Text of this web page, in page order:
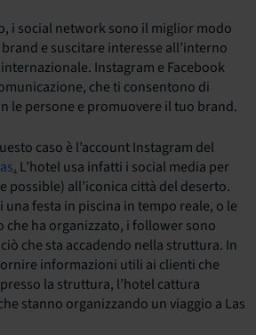
i social network sono il miglior modo
e suscitare interesse all’interno
Instagram e Facebook
che ti consentono di
le persone e promuovere il tuo brand.
caso è l’account Instagram del
.L’hotel usa infatti i social media per
possible) all’iconica città del deserto.
una festa in piscina in tempo reale, o le
ha organizzato, i follower sono
che sta accadendo nella struttura. In
informazioni utili ai clienti che
la struttura, l’hotel cattura
stanno organizzando un viaggio a Las